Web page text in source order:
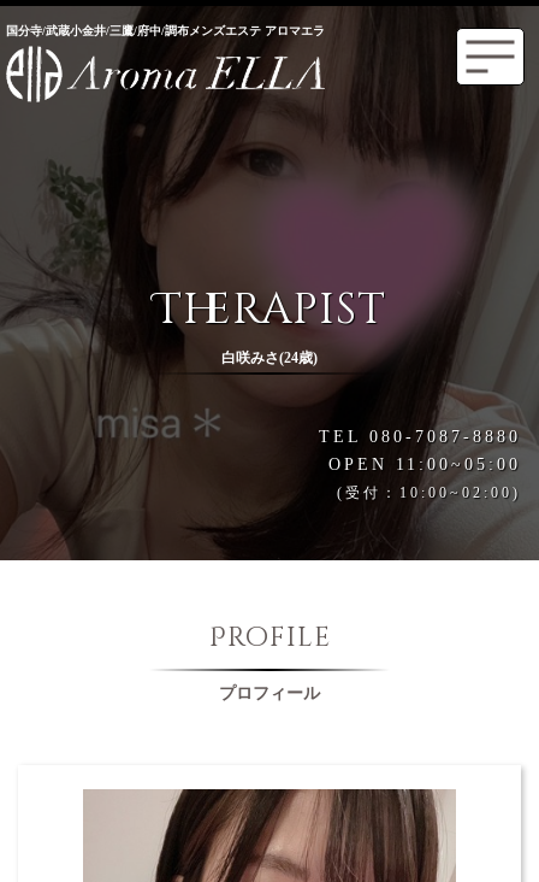
国分寺/武蔵小金井/三鷹/府中/調布メンズエステ アロマエラ
TEL 080-7087-8880
OPEN 11:00~05:00
(受付：10:00~02:00)
Therapist
白咲みさ(24歳)
Profile
プロフィール